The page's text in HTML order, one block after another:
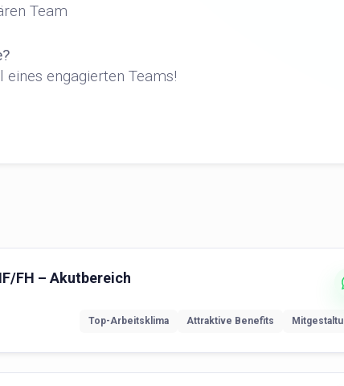
Team
engagierten Teams!
FH – Akutbereich
Top-Arbeitsklima Attraktive Benefits